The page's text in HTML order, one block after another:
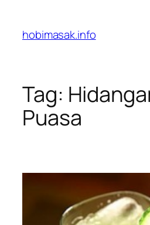
content
hobimasak.info
Tag:
Puasa